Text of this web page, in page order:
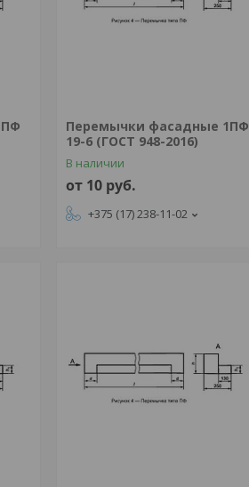
Перемычки фасадные 1ПФ
19-6 (ГОСТ 948-2016)
В наличии
от 10 руб.
+375 (17) 238-11-02